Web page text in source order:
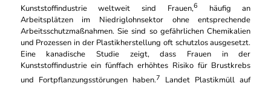
Kunststoffindustrie weltweit sind Frauen,6
häufig an
Arbeitsplätzen im Niedriglohnsektor ohne entsprechende
Arbeitsschutzmaßnahmen. Sie sind so gefährlichen Chemikalien
und Prozessen in der Plastikherstellung oft schutzlos ausgesetzt.
Eine kanadische Studie zeigt, dass Frauen in der
Kunststoffindustrie ein fünffach erhöhtes Risiko für Brustkrebs
und Fortpflanzungsstörungen haben.7
Landet Plastikmüll auf